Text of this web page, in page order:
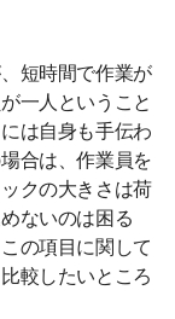
短時間で作業が
一人ということ
は自身も手伝わ
合は、作業員を
クの大きさは荷
ないのは困る
の項目に関して
較したいところ